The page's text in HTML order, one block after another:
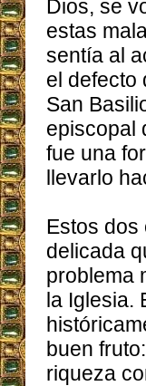
Dios, se
estas
sentía al
el defecto
San
episcopal
fue una
llevarlo
Estos dos
delicada
problema
la Iglesia.
buen
riqueza